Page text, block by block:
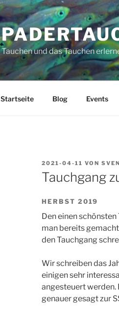
Tauchen und das Tauchen
Startseite Blog Events
VERÖFFENTLICHT
AM
2021-04-11 VON
Tauchgang
HERBST 2019
Den einen
man bereits
den Tauchgang
Wir schreiben das
einigen sehr
angesteuert werden.
genauer gesagt zur